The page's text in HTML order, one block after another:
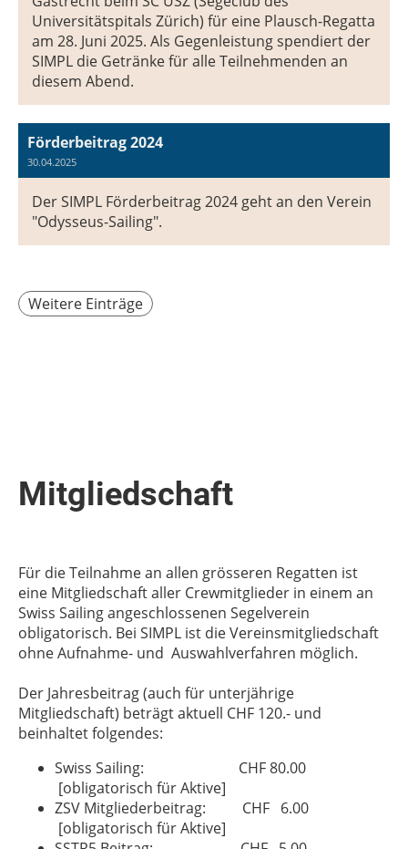
Universitätspitals Zürich) für eine Plausch-Regatta
am 28. Juni 2025. Als Gegenleistung spendiert der
SIMPL die Getränke für alle Teilnehmenden an
diesem Abend.
Förderbeitrag 2024
30.04.2025
Der SIMPL Förderbeitrag 2024 geht an den Verein
"Odysseus-Sailing".
Weitere Einträge
Mitgliedschaft
Für die Teilnahme an allen grösseren Regatten ist
eine Mitgliedschaft aller Crewmitglieder in einem an
Swiss Sailing angeschlossenen Segelverein
obligatorisch. Bei SIMPL ist die Vereinsmitgliedschaft
ohne Aufnahme- und Auswahlverfahren möglich.
Der Jahresbeitrag (auch für unterjährige
Mitgliedschaft) beträgt aktuell CHF 120.- und
beinhaltet folgendes:
Swiss Sailing: CHF 80.00
[obligatorisch für Aktive]
ZSV Mitgliederbeitrag: CHF 6.00
[obligatorisch für Aktive]